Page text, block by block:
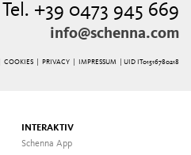
Tel. +39 0473 945 669
info@schenna.com
COOKIES| PRIVACY| IMPRESSUM | UID IT01516780218
INTERAKTIV
Schenna App